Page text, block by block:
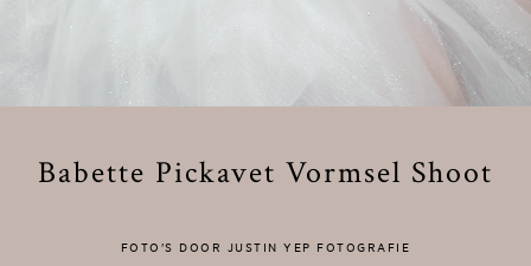
Babette Pickavet Vormsel Shoot
FOTO'S DOOR JUSTIN YEP FOTOGRAFIE